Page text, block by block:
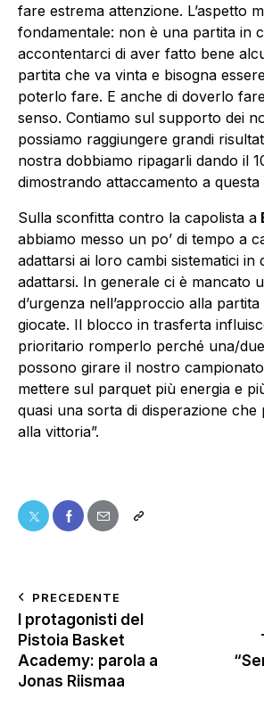
fare estrema attenzione. L’aspetto
fondamentale: non è una partita in
accontentarci di aver fatto bene
partita che va vinta e bisogna
poterlo fare. E anche di doverlo
senso. Contiamo sul supporto dei
possiamo raggiungere grandi
nostra dobbiamo ripagarli dando il
dimostrando attaccamento a questa
Sulla sconfitta contro la capolista a
abbiamo messo un po’ di tempo a
adattarsi ai loro cambi sistematici in
adattarsi. In generale ci è mancato
d’urgenza nell’approccio alla
giocate. Il blocco in trasferta
prioritario romperlo perché una/
possono girare il nostro
mettere sul parquet più energia e
quasi una sorta di disperazione
alla vittoria”.
PRECEDENTE
I protagonisti del
Pistoia Basket
Academy: parola a
Jonas Riismaa